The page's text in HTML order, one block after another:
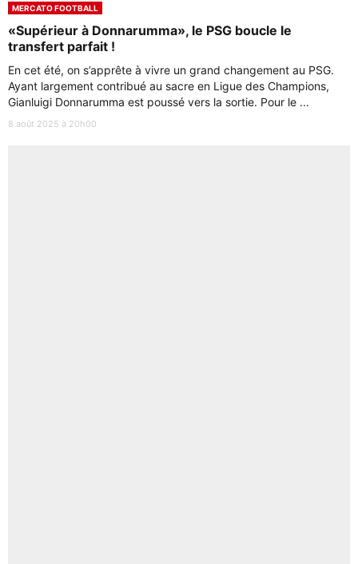
MERCATO FOOTBALL
«Supérieur à Donnarumma», le PSG boucle le
transfert parfait !
En cet été, on s’apprête à vivre un grand changement au PSG.
Ayant largement contribué au sacre en Ligue des Champions,
Gianluigi Donnarumma est poussé vers la sortie. Pour le ...
8 août 2025 à 20h00